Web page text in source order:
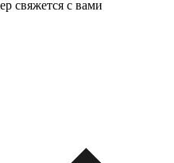
свяжется с вами